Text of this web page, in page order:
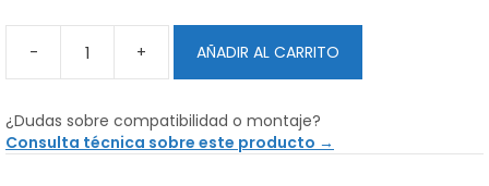
-
Ruedas
a
carta
CW
+ AÑADIR AL CARRITO
¿Dudas sobre compatibilidad o montaje?
Consulta técnica sobre este producto →